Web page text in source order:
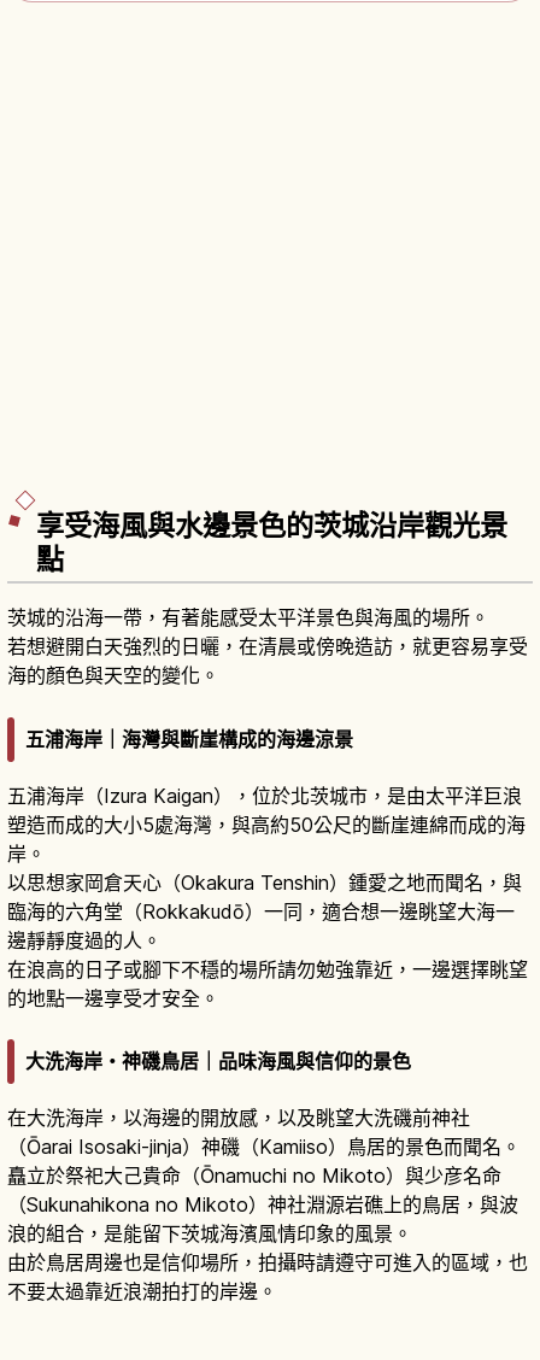
享受海風與水邊景色的茨城沿岸觀光景
點
茨城的沿海一帶，有著能感受太平洋景色與海風的場所。
若想避開白天強烈的日曬，在清晨或傍晚造訪，就更容易享受
海的顏色與天空的變化。
五浦海岸｜海灣與斷崖構成的海邊涼景
五浦海岸（Izura Kaigan），位於北茨城市，是由太平洋巨浪
塑造而成的大小5處海灣，與高約50公尺的斷崖連綿而成的海
岸。
以思想家岡倉天心（Okakura Tenshin）鍾愛之地而聞名，與
臨海的六角堂（Rokkakudō）一同，適合想一邊眺望大海一
邊靜靜度過的人。
在浪高的日子或腳下不穩的場所請勿勉強靠近，一邊選擇眺望
的地點一邊享受才安全。
大洗海岸・神磯鳥居｜品味海風與信仰的景色
在大洗海岸，以海邊的開放感，以及眺望大洗磯前神社
（Ōarai Isosaki-jinja）神磯（Kamiiso）鳥居的景色而聞名。
矗立於祭祀大己貴命（Ōnamuchi no Mikoto）與少彦名命
（Sukunahikona no Mikoto）神社淵源岩礁上的鳥居，與波
浪的組合，是能留下茨城海濱風情印象的風景。
由於鳥居周邊也是信仰場所，拍攝時請遵守可進入的區域，也
不要太過靠近浪潮拍打的岸邊。